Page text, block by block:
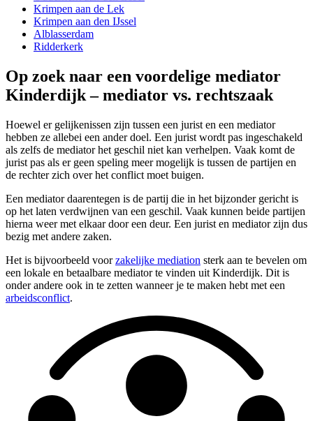
Krimpen aan de Lek
Krimpen aan den IJssel
Alblasserdam
Ridderkerk
Op zoek naar een voordelige mediator
Kinderdijk – mediator vs. rechtszaak
Hoewel er gelijkenissen zijn tussen een jurist en een mediator
hebben ze allebei een ander doel. Een jurist wordt pas ingeschakeld
als zelfs de mediator het geschil niet kan verhelpen. Vaak komt de
jurist pas als er geen speling meer mogelijk is tussen de partijen en
de rechter zich over het conflict moet buigen.
Een mediator daarentegen is de partij die in het bijzonder gericht is
op het laten verdwijnen van een geschil. Vaak kunnen beide partijen
hierna weer met elkaar door een deur. Een jurist en mediator zijn dus
bezig met andere zaken.
Het is bijvoorbeeld voorzakelijke mediation sterk aan te bevelen om
een lokale en betaalbare mediator te vinden uit Kinderdijk. Dit is
onder andere ook in te zetten wanneer je te maken hebt met een
arbeidsconflict.